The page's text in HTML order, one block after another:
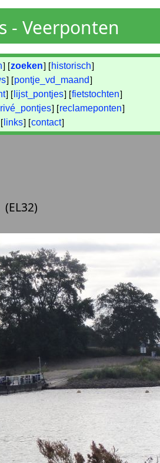
- Veerponten
] [zoeken] [ historisch]
] [pontje_vd_maand]
] [ lijst_pontjes] [fietstochten]
] [reclameponten]
[ links] [contact]
(EL32)